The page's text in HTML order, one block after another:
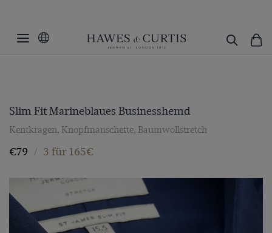
Slim Fit Marineblaues Businesshemd
Kentkragen, Knopfmanschette, Baumwollstretch
€79 / 3 für 165€